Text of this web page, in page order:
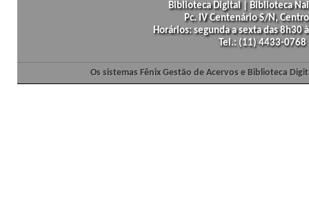
Biblioteca Digital | Biblioteca
Pc. IV Centenário S/N,
Horários: segunda a sexta das
Tel.: (11) 4433-
Os sistemas Fênix Gestão de Acervos e Biblioteca